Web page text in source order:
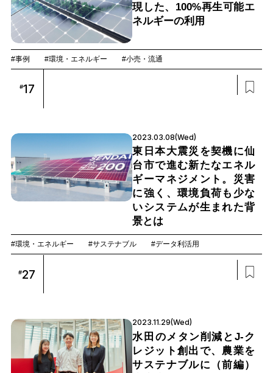
現した、100%再生可能エ
ネルギーの利用
#事例 #環境・エネルギー #小売・流通
#17
2023.03.08(Wed)
東日本大震災を契機に仙
台市で進む新たなエネル
ギーマネジメント。災害
に強く、環境負荷も少な
いシステムが生まれた背
景とは
#環境・エネルギー #サステナブル #データ利活用
#27
2023.11.29(Wed)
水田のメタン削減とJ-ク
レジット創出で、農業を
サステナブルに（前編）